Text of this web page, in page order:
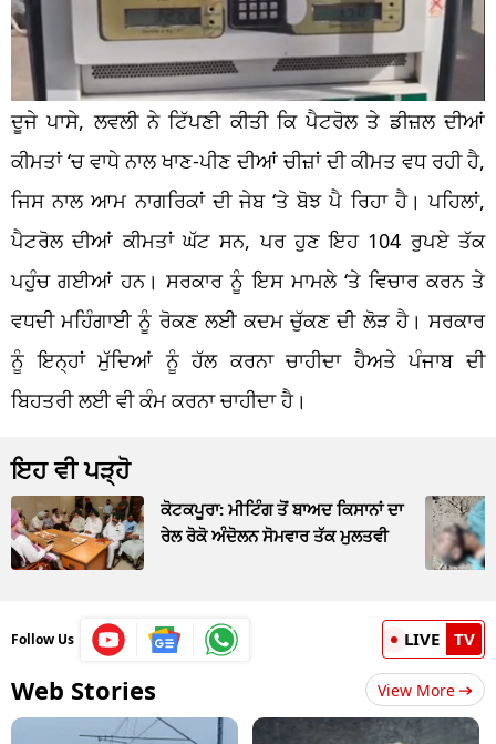
ਦੂਜੇ ਪਾਸੇ, ਲਵਲੀ ਨੇ ਟਿੱਪਣੀ ਕੀਤੀ ਕਿ ਪੈਟਰੋਲ ਤੇ ਡੀਜ਼ਲ ਦੀਆਂ
ਕੀਮਤਾਂ ‘ਚ ਵਾਧੇ ਨਾਲ ਖਾਣ-ਪੀਣ ਦੀਆਂ ਚੀਜ਼ਾਂ ਦੀ ਕੀਮਤ ਵਧ ਰਹੀ ਹੈ,
ਜਿਸ ਨਾਲ ਆਮ ਨਾਗਰਿਕਾਂ ਦੀ ਜੇਬ ‘ਤੇ ਬੋਝ ਪੈ ਰਿਹਾ ਹੈ। ਪਹਿਲਾਂ,
ਪੈਟਰੋਲ ਦੀਆਂ ਕੀਮਤਾਂ ਘੱਟ ਸਨ, ਪਰ ਹੁਣ ਇਹ 104 ਰੁਪਏ ਤੱਕ
ਪਹੁੰਚ ਗਈਆਂ ਹਨ। ਸਰਕਾਰ ਨੂੰ ਇਸ ਮਾਮਲੇ ‘ਤੇ ਵਿਚਾਰ ਕਰਨ ਤੇ
ਵਧਦੀ ਮਹਿੰਗਾਈ ਨੂੰ ਰੋਕਣ ਲਈ ਕਦਮ ਚੁੱਕਣ ਦੀ ਲੋੜ ਹੈ। ਸਰਕਾਰ
ਨੂੰ ਇਨ੍ਹਾਂ ਮੁੱਦਿਆਂ ਨੂੰ ਹੱਲ ਕਰਨਾ ਚਾਹੀਦਾ ਹੈਅਤੇ ਪੰਜਾਬ ਦੀ
ਬਿਹਤਰੀ ਲਈ ਵੀ ਕੰਮ ਕਰਨਾ ਚਾਹੀਦਾ ਹੈ।
ਇਹ ਵੀ ਪੜ੍ਹੋ
ਕੋਟਕਪੂਰਾ: ਮੀਟਿੰਗ ਤੋਂ ਬਾਅਦ ਕਿਸਾਨਾਂ ਦਾ
ਰੇਲ ਰੋਕੋ ਅੰਦੋਲਨ ਸੋਮਵਾਰ ਤੱਕ ਮੁਲਤਵੀ
Follow Us LIVE TV
Web Stories View More